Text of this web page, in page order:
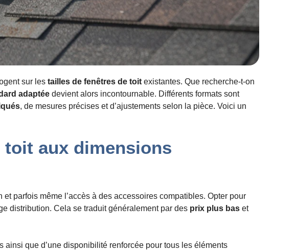
sur les tailles de fenêtres de toit existantes. Que recherche-t-on
adaptée devient alors incontournable. Différents formats sont
, de mesures précises et d’ajustements selon la pièce. Voici un
toit aux dimensions
parfois même l’accès à des accessoires compatibles. Opter pour
distribution. Cela se traduit généralement par des prix plus bas et
que d’une disponibilité renforcée pour tous les éléments